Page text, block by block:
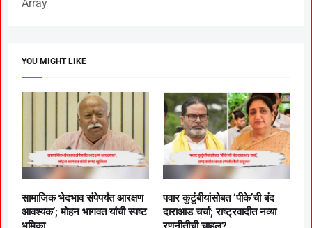
Array
YOU MIGHT LIKE
सामाजिक भेदभाव संपेपर्यंत आरक्षण
आवश्यक’; मोहन भागवत यांची स्पष्ट
पवार कुटुंबीयांसोबत ‘पीके’ची बंद
दाराआड चर्चा; राष्ट्रवादीत नव्या